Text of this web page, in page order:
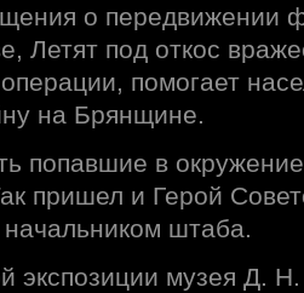
о передвижении
Летят под откос
помогает
на Брянщине.
попавшие в
пришел и Герой
штаба.
экспозиции музея Д.